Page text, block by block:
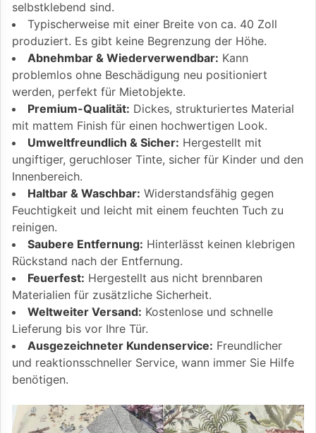
selbstklebend sind.
Typischerweise mit einer Breite von ca. 40 Zoll
produziert. Es gibt keine Begrenzung der Höhe.
Abnehmbar & Wiederverwendbar: Kann
problemlos ohne Beschädigung neu positioniert
werden, perfekt für Mietobjekte.
Premium-Qualität: Dickes, strukturiertes Material
mit mattem Finish für einen hochwertigen Look.
Umweltfreundlich & Sicher: Hergestellt mit
ungiftiger, geruchloser Tinte, sicher für Kinder und den
Innenbereich.
Haltbar & Waschbar: Widerstandsfähig gegen
Feuchtigkeit und leicht mit einem feuchten Tuch zu
reinigen.
Saubere Entfernung: Hinterlässt keinen klebrigen
Rückstand nach der Entfernung.
Feuerfest: Hergestellt aus nicht brennbaren
Materialien für zusätzliche Sicherheit.
Weltweiter Versand: Kostenlose und schnelle
Lieferung bis vor Ihre Tür.
Ausgezeichneter Kundenservice: Freundlicher
und reaktionsschneller Service, wann immer Sie Hilfe
benötigen.